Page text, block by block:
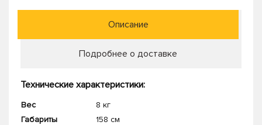
Описание
Подробнее о доставке
Технические характеристики:
Вес
8 кг
Габариты
158 см